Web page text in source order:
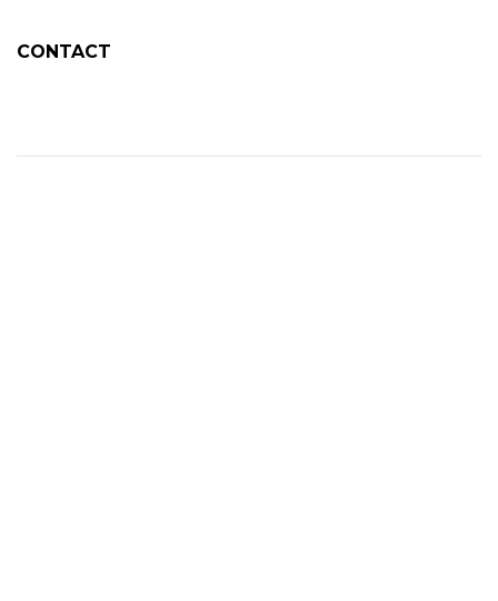
CONTACT